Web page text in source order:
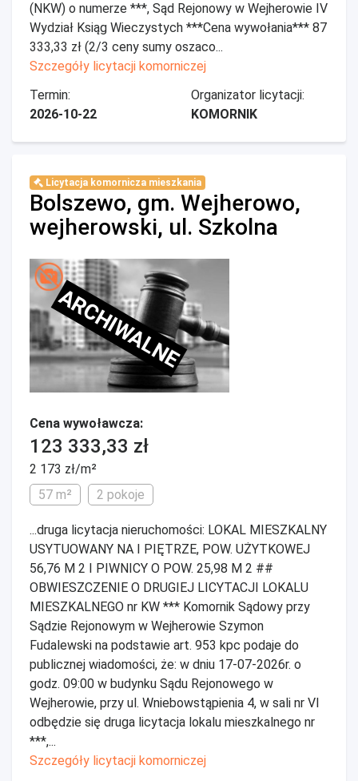
(NKW) o numerze ***, Sąd Rejonowy w Wejherowie IV
Wydział Ksiąg Wieczystych ***Cena wywołania*** 87
333,33 zł (2/3 ceny sumy oszaco...
Szczegóły licytacji komorniczej
Termin:
2026-10-22
Organizator licytacji:
KOMORNIK
Licytacja komornicza mieszkania
Bolszewo, gm. Wejherowo,
wejherowski, ul. Szkolna
ARCHIWALNE
Cena wywoławcza:
123 333,33 zł
2 173 zł/m²
57 m²
2 pokoje
...druga licytacja nieruchomości: LOKAL MIESZKALNY
USYTUOWANY NA I PIĘTRZE, POW. UŻYTKOWEJ
56,76 M 2 I PIWNICY O POW. 25,98 M 2 ##
OBWIESZCZENIE O DRUGIEJ LICYTACJI LOKALU
MIESZKALNEGO nr KW *** Komornik Sądowy przy
Sądzie Rejonowym w Wejherowie Szymon
Fudalewski na podstawie art. 953 kpc podaje do
publicznej wiadomości, że: w dniu 17-07-2026r. o
godz. 09:00 w budynku Sądu Rejonowego w
Wejherowie, przy ul. Wniebowstąpienia 4, w sali nr VI
odbędzie się druga licytacja lokalu mieszkalnego nr
***,...
Szczegóły licytacji komorniczej